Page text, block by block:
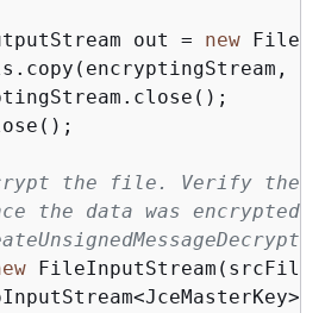
out =
new
the file. Verify the
the data was encrypted